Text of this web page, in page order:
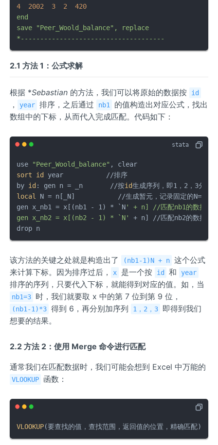
4
2002 3 2
420
end
save
"Peer_Woold_balance" ,
replace
*-------------------------------------
2.1 方法 1：公式求解
根据 *Sebastian 的方法，我们可以将原始的数据按 id
， year 排序，之后通过 nb1
的值构造出对应公式，找出
数组中的下标，从而代入完成匹配。代码如下：
use "Peer_Woold_balance"
sort
id
year           //排序
by id : gen n = _n       //按id
local
N = n[_N]           //生成暂元，记录固定的N=3
gen x_nb1 = x[(nb1 - 1) * `N' + n] //匹配nb1的数据
gen x_nb2 = x[(nb2 - 1) * `N'
+ n] //匹配nb2的数据
drop n
该方法的关键之处就是构造出了 (nb1-1)N + n 这个公式
来计算下标。因为排序过后，
x 是一个按 id 和 year
排序的序列，只要代入下标，就能得到对应的值。如，当
nb1=3 时，我们就要取 x 中的第 7 位到第 9 位，
(nb1-1)*3 得到 6，再分别加序列 1，2，3
即得到我们
想要的结果。
2.2 方法 2：使用 Merge 命令进行匹配
通常我们在匹配数据时，我们可能会想到 Excel 中万能的
VLOOKUP 函数：
VLOOKUP(要查找的值，查找范围，返回值的位置，精确匹配)